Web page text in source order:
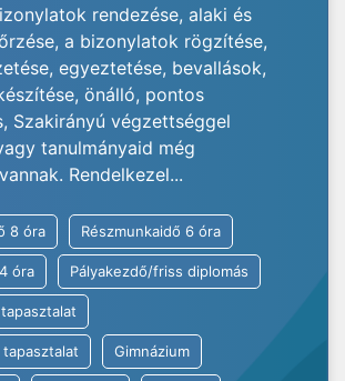
rendezése, alaki és
a bizonylatok rögzítése,
egyeztetése, bevallások,
önálló, pontos
Szakirányú végzettséggel
tanulmányaid még
Rendelkezel...
8 óra Részmunkaidő 6 óra
óra Pályakezdő/friss diplomás
Gimnázium